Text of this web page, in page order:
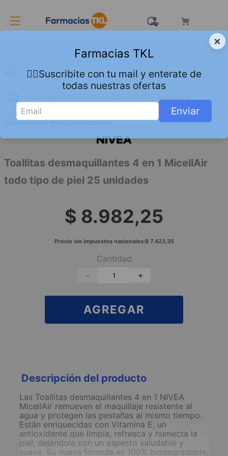
Limpieza
Toallitas desmaquillantes 4 en 1 MicellAir
todo tipo de piel 25 unidades
NIVEA
Toallitas desmaquillantes 4 en 1 MicellAir
todo tipo de piel 25 unidades
$ 8.982,25
Precio sin impuestos nacionales:$ 7.423,35
Cantidad
＋
－
AGREGAR
Descripción del producto
Las Toallitas desmaquillantes 4 en 1 NIVEA
MicellAir remueven el maquillaje resistente al
agua y protegen las pestañas al mismo tiempo.
Están enriquecidas con Vitamina E, un
antioxidante que limpia, refresca y humecta la
piel, dejándola con un aspecto saludable y
suave. Su nueva fórmula es 100% biodegradable,
×
Farmacias TKL
👇🏻Suscribite con tu mail y enterate de
todas nuestras ofertas
Enviar